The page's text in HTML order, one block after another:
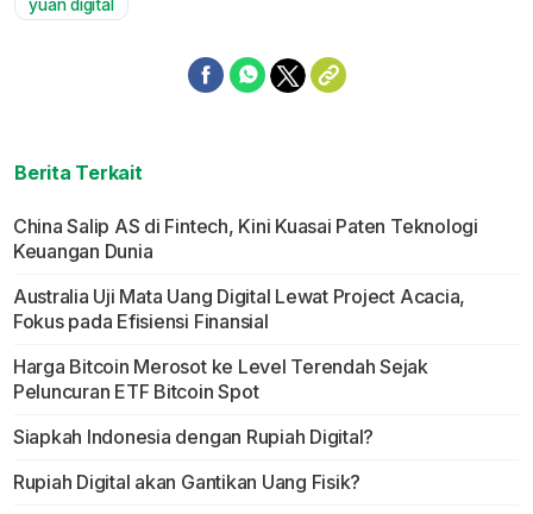
yuan digital
Berita Terkait
China Salip AS di Fintech, Kini Kuasai Paten Teknologi
Keuangan Dunia
Australia Uji Mata Uang Digital Lewat Project Acacia,
Fokus pada Efisiensi Finansial
Harga Bitcoin Merosot ke Level Terendah Sejak
Peluncuran ETF Bitcoin Spot
Siapkah Indonesia dengan Rupiah Digital?
Rupiah Digital akan Gantikan Uang Fisik?